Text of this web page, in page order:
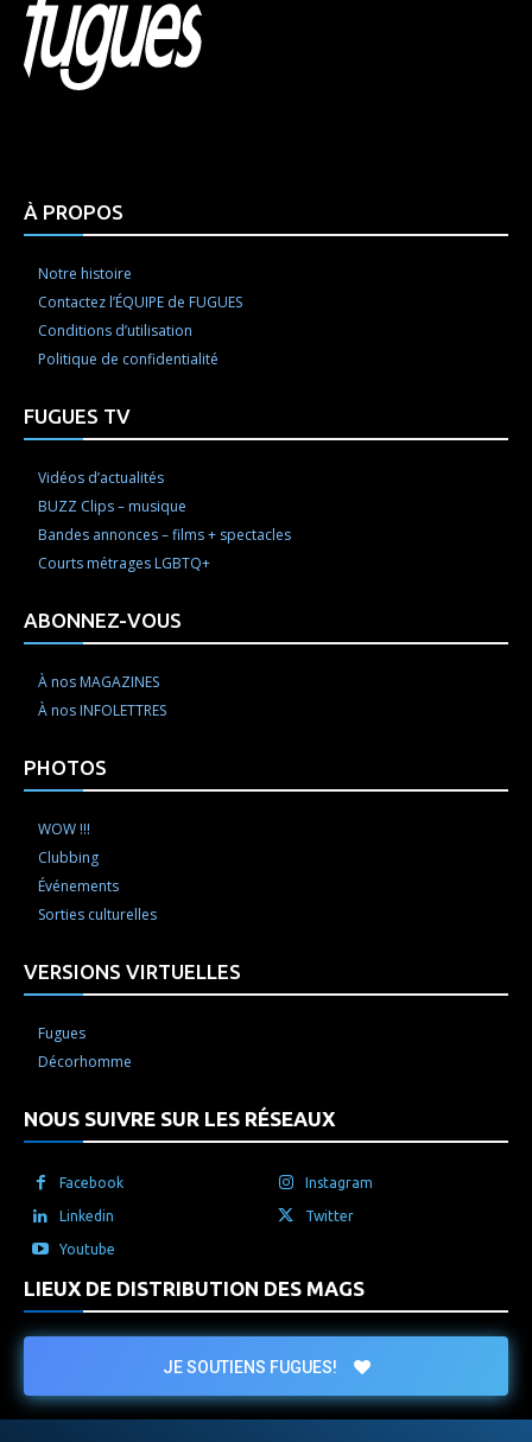
À PROPOS
Notre histoire
Contactez l’ÉQUIPE de FUGUES
Conditions d’utilisation
Politique de confidentialité
FUGUES TV
Vidéos d’actualités
BUZZ Clips – musique
Bandes annonces – films + spectacles
Courts métrages LGBTQ+
ABONNEZ-VOUS
À nos MAGAZINES
À nos INFOLETTRES
PHOTOS
WOW !!!
Clubbing
Événements
Sorties culturelles
VERSIONS VIRTUELLES
Fugues
Décorhomme
NOUS SUIVRE SUR LES RÉSEAUX
Facebook Instagram
Linkedin Twitter
Youtube
LIEUX DE DISTRIBUTION DES MAGS
JE SOUTIENS FUGUES!